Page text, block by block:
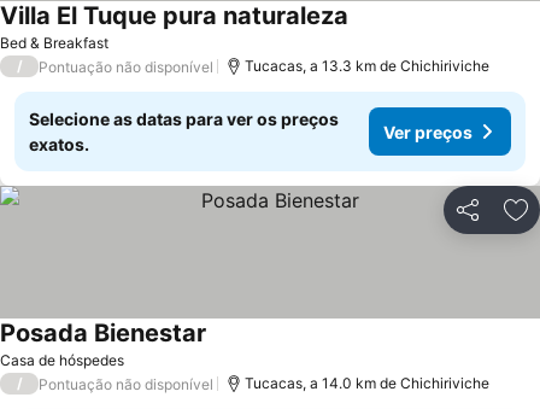
Bed & Breakfast
Villa El Tuque pura naturaleza
/ Pontuação não disponível Tucacas, a 13.3 km de Chichiriviche
Selecione as datas para ver os preços
exatos.
Ver preços
Partilhar
Casa de hóspedes
Posada Bienestar
/ Pontuação não disponível Tucacas, a 14.0 km de Chichiriviche